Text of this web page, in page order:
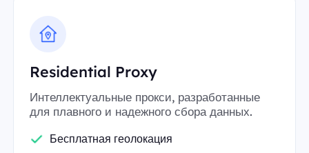
Residential Proxy
Интеллектуальные прокси, разработанные
для плавного и надежного сбора данных.
Бесплатная геолокация